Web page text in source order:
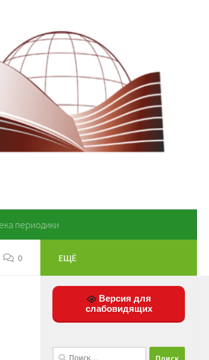
периодики
0 ЕЩЁ
Версия для
слабовидящих
Найти: